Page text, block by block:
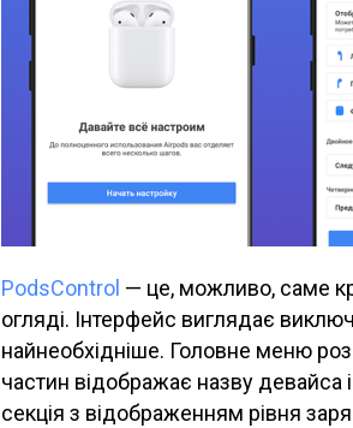
PodsControl — це, можливо, саме
огляді. Інтерфейс виглядає
найнеобхідніше. Головне меню
частин відображає назву девайса
секція з відображенням рівня